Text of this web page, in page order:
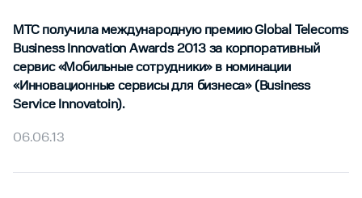
МТС получила международную премию Global Telecoms
Business Innovation Awards 2013 за корпоративный
сервис «Мобильные сотрудники» в номинации
«Инновационные сервисы для бизнеса» (Business
Service Innovatoin).
06.06.13